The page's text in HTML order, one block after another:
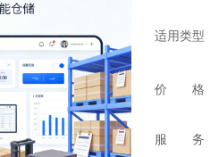
适用类型
价 格
服 务